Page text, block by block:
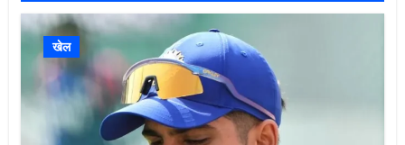
खेल